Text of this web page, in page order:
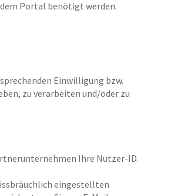
Portal benötigt werden.
Einwilligung bzw.
zu verarbeiten und/oder zu
Ihre Nutzer-ID.
eingestellten